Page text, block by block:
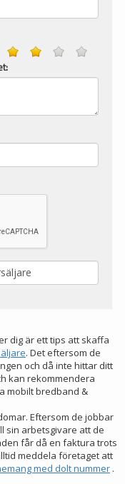
dig är ett tips att skaffa
. Det eftersom de
och då inte hittar ditt
kan rekommendera
mobilt bredband &
Eftersom de jobbar
sin arbetsgivare att de
får då en faktura trots
meddela företaget att
med dolt nummer .